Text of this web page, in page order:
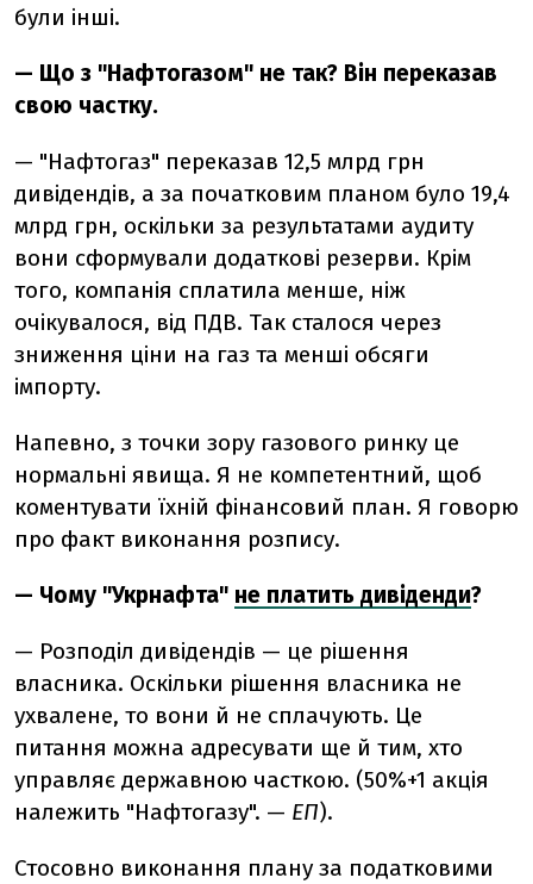
були інші.
— Що з "Нафтогазом" не так? Він переказав
свою частку.
— "Нафтогаз" переказав 12,5 млрд грн
дивідендів, а за початковим планом було 19,4
млрд грн, оскільки за результатами аудиту
вони сформували додаткові резерви. Крім
того, компанія сплатила менше, ніж
очікувалося, від ПДВ. Так сталося через
зниження ціни на газ та менші обсяги
імпорту.
Напевно, з точки зору газового ринку це
нормальні явища. Я не компетентний, щоб
коментувати їхній фінансовий план. Я говорю
про факт виконання розпису.
— Чому "Укрнафта" не платить дивіденди?
— Розподіл дивідендів — це рішення
власника. Оскільки рішення власника не
ухвалене, то вони й не сплачують. Це
питання можна адресувати ще й тим, хто
управляє державною часткою. (50%+1 акція
належить "Нафтогазу". — ЕП).
Стосовно виконання плану за податковими